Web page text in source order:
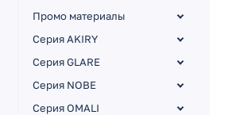
Промо материалы
Серия AKIRY
Серия GLARE
Серия NOBE
Серия OMALI